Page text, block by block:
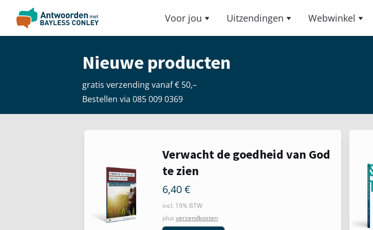
Voor jou Uitzendingen Webwinkel
Nieuwe producten
gratis verzending vanaf € 50,–
Bestellen via 085 009 0369
Verwacht de goedheid van God
te zien
6,40€
incl. 19% BTW
plus verzendkosten